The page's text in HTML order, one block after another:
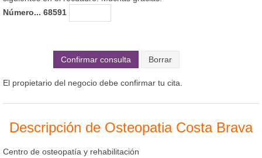
Número... 68591
Confirmar consulta
El propietario del negocio debe confirmar tu cita.
Descripción de Osteopatia Costa Brava
Centro de osteopatía y rehabilitación